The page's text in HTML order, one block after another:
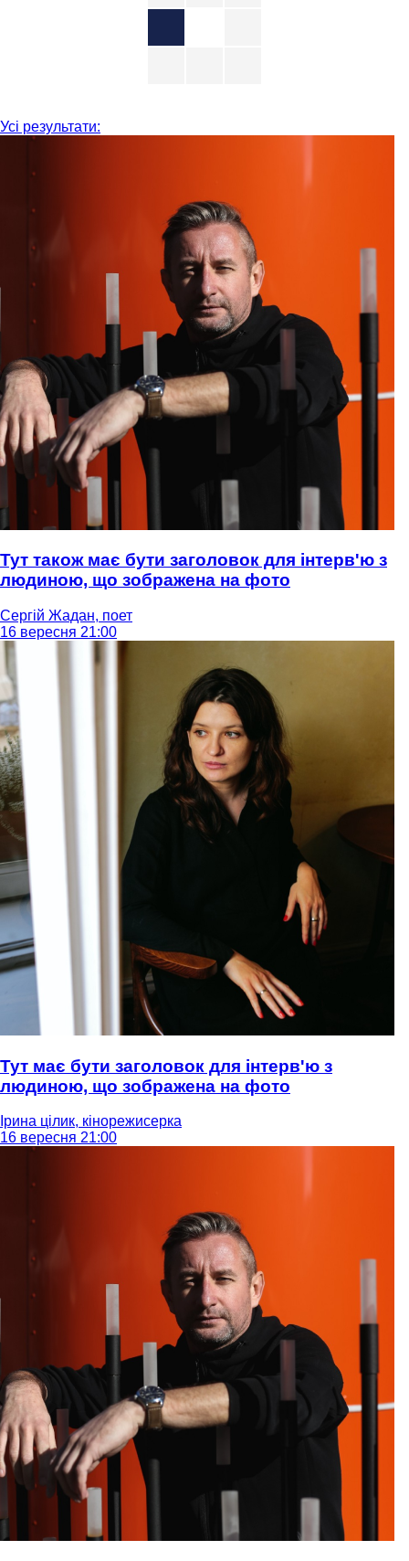
Усі результати:
Тут також має бути заголовок для інтерв'ю з
людиною, що зображена на фото
Сергій Жадан, поет
16 вересня 21:00
Тут має бути заголовок для інтерв'ю з
людиною, що зображена на фото
Ірина цілик, кінорежисерка
16 вересня 21:00